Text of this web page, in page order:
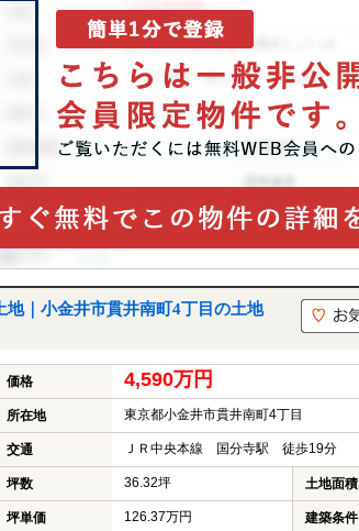
地｜小金井市貫井南町4丁目の土地
価格 4,590万円
所在地 東京都小金井市貫井南町4丁目
交通 ＪＲ中央本線 国分寺駅 徒歩19分
坪数 36.32坪 土地面積
坪単価 126.37万円 建築条件